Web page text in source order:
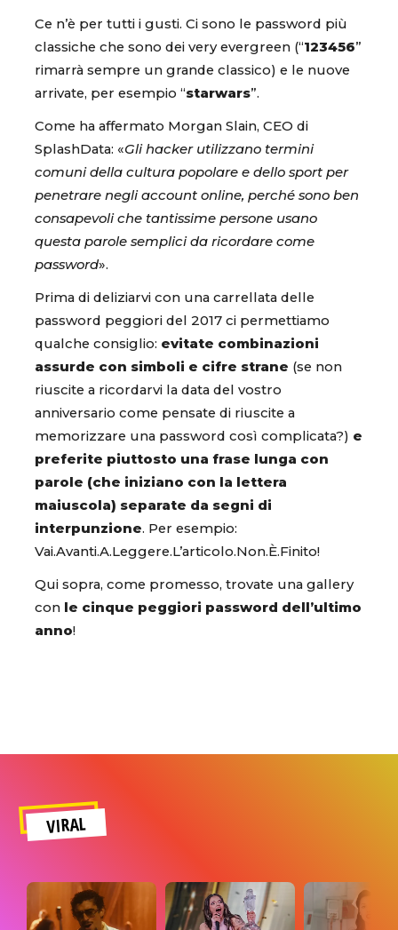
Ce n’è per tutti i gusti. Ci sono le password più
classiche che sono dei very evergreen (“123456”
rimarrà sempre un grande classico) e le nuove
arrivate, per esempio “starwars”.
Come ha affermato Morgan Slain, CEO di
SplashData: «Gli hacker utilizzano termini
comuni della cultura popolare e dello sport per
penetrare negli account online, perché sono ben
consapevoli che tantissime persone usano
questa parole semplici da ricordare come
password».
Prima di deliziarvi con una carrellata delle
password peggiori del 2017 ci permettiamo
qualche consiglio: evitate combinazioni
assurde con simboli e cifre strane (se non
riuscite a ricordarvi la data del vostro
anniversario come pensate di riuscite a
memorizzare una password così complicata?) e
preferite piuttosto una frase lunga con
parole (che iniziano con la lettera
maiuscola) separate da segni di
interpunzione. Per esempio:
Vai.Avanti.A.Leggere.L’articolo.Non.È.Finito!
Qui sopra, come promesso, trovate una gallery
con le cinque peggiori password dell’ultimo
anno!
VIRAL